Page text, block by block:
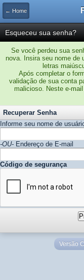
← Home
Esqueceu sua senha?
Se você perdeu sua
nova. Insira seu nome de
letras
Após completar o
validação de sua conta
malicioso. Neste e-
Recuperar Senha
Informe seu nome de
-OU- Endereço de E-mail
Código de segurança
Versão